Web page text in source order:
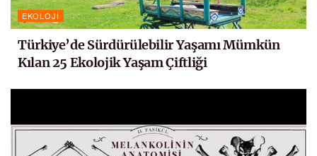
EKOLOJI
Türkiye’de Sürdürülebilir Yaşamı Mümkün
Kılan 25 Ekolojik Yaşam Çiftliği